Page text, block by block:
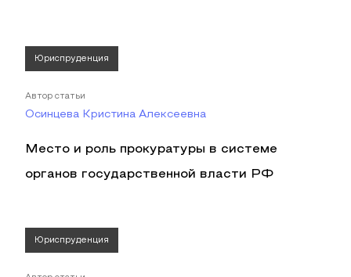
Юриспруденция
Автор статьи
Осинцева Кристина Алексеевна
Место и роль прокуратуры в системе
органов государственной власти РФ
Юриспруденция